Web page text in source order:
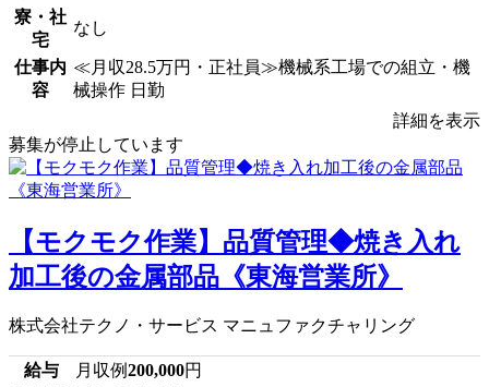
寮・社
宅
なし
仕事内
容
≪月収28.5万円・正社員≫機械系工場での組立・機
械操作 日勤
詳細を表示
募集が停止しています
【モクモク作業】品質管理◆焼き入れ
加工後の金属部品《東海営業所》
株式会社テクノ・サービス マニュファクチャリング
給与 月収例200,000円